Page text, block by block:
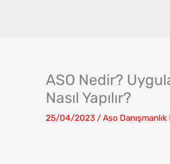
ASO Nedir?
Nasıl Yapılır?
25/04/2023 / Aso